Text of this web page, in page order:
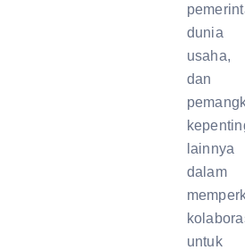
dunia
usaha,
dan
lainnya
dalam
untuk